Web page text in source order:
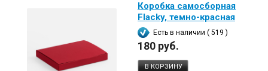
Коробка самосборная
Flacky, темно-красная
Есть в наличии ( 519 )
180 руб.
В КОРЗИНУ